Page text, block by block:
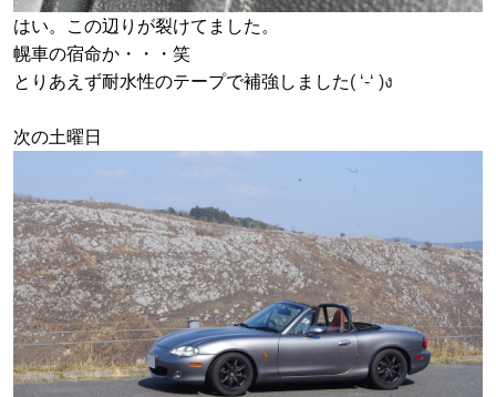
はい。この辺りが裂けてました。
幌車の宿命か・・・笑
とりあえず耐水性のテープで補強しました( ‘-‘ )ง
次の土曜日